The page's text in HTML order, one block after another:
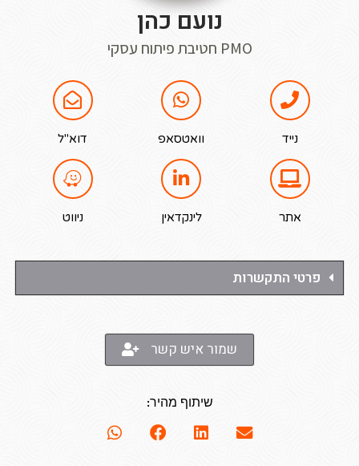
נועם כהן
PMO חטיבת פיתוח עסקי
נייד
אתר
וואטסאפ
לינקדאין
דוא"ל
ניווט
פרטי התקשרות
שמור איש קשר
שיתוף מהיר: